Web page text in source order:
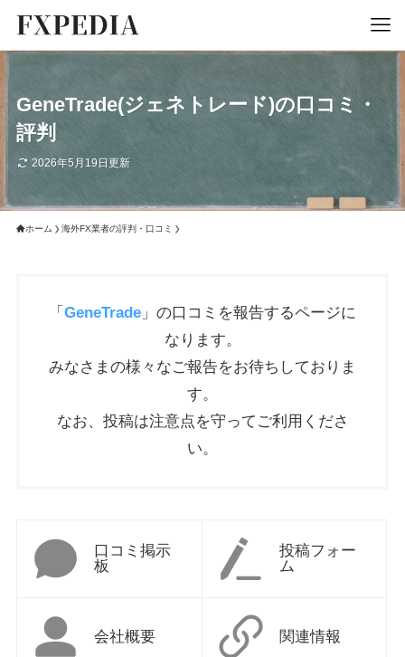
GeneTrade(ジェネトレード)の口コミ・
評判
2026年5月19日更新
ホーム 海外FX業者の評判・口コミ
「 GeneTrade 」の口コミを報告するページに
なります。
みなさまの様々なご報告をお待ちしておりま
す。
なお、投稿は注意点を守ってご利用くださ
い。
口コミ掲示
板
投稿フォー
ム
会社概要 関連情報